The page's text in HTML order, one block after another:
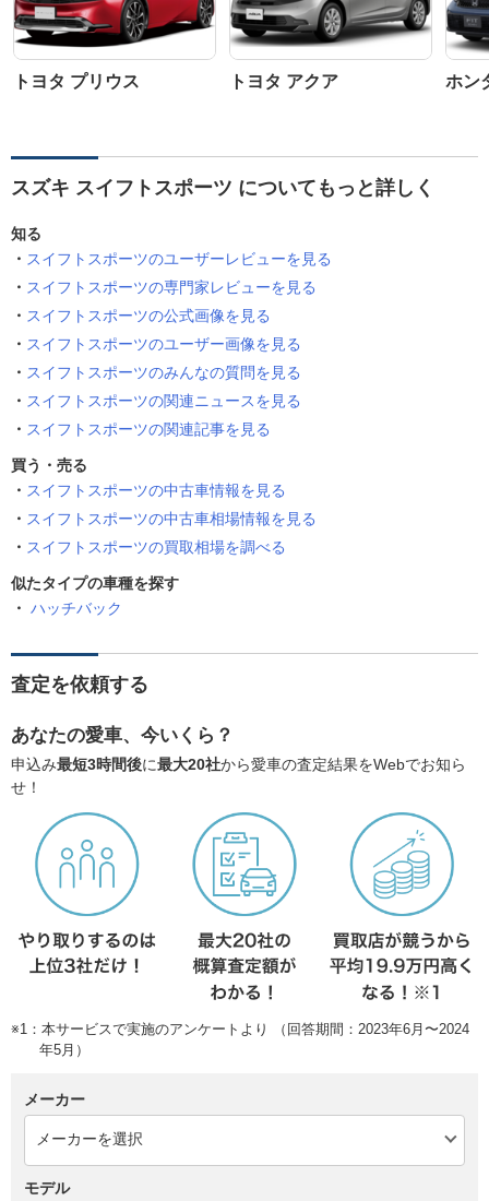
トヨタ プリウス トヨタ アクア ホン
スズキ スイフトスポーツ についてもっと詳しく
知る
スイフトスポーツのユーザーレビューを見る
スイフトスポーツの専門家レビューを見る
スイフトスポーツの公式画像を見る
スイフトスポーツのユーザー画像を見る
スイフトスポーツのみんなの質問を見る
スイフトスポーツの関連ニュースを見る
スイフトスポーツの関連記事を見る
買う・売る
スイフトスポーツの中古車情報を見る
スイフトスポーツの中古車相場情報を見る
スイフトスポーツの買取相場を調べる
似たタイプの車種を探す
ハッチバック
査定を依頼する
あなたの愛車、今いくら？
申込み最短3時間後に最大20社から愛車の査定結果をWebでお知ら
せ！
※1：本サービスで実施のアンケートより （回答期間：2023年6月〜2024
年5月）
メーカー
モデル